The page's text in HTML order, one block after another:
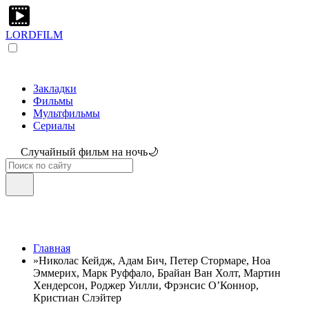
LORDFILM
Закладки
Фильмы
Мультфильмы
Сериалы
Случайный фильм на ночь🌙
Главная
»Николас Кейдж, Адам Бич, Петер Стормаре, Ноа
Эммерих, Марк Руффало, Брайан Ван Холт, Мартин
Хендерсон, Роджер Уилли, Фрэнсис О’Коннор,
Кристиан Слэйтер